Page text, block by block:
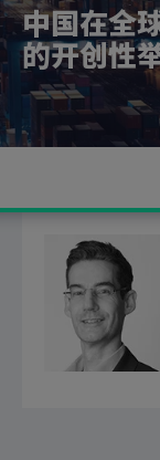
中国在全
的开创性